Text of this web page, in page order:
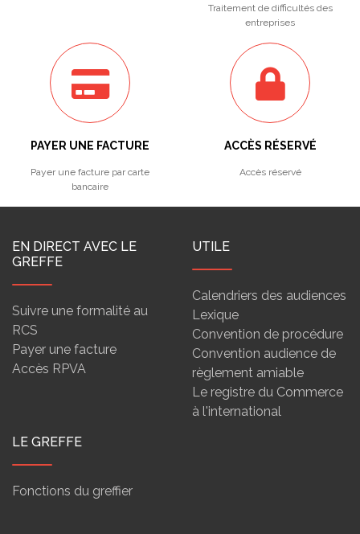
Traitement de difficultés des
entreprises
PAYER UNE FACTURE
Payer une facture par carte
bancaire
ACCÈS RÉSERVÉ
Accès réservé
EN DIRECT AVEC LE
GREFFE
Suivre une formalité au
RCS
Payer une facture
Accès RPVA
UTILE
Calendriers des audiences
Lexique
Convention de procédure
Convention audience de
règlement amiable
Le registre du Commerce
à l'international
LE GREFFE
Fonctions du greffier